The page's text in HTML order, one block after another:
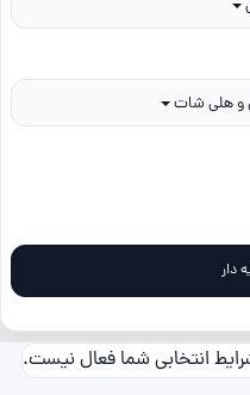
انتخابی شما فعال نیست.